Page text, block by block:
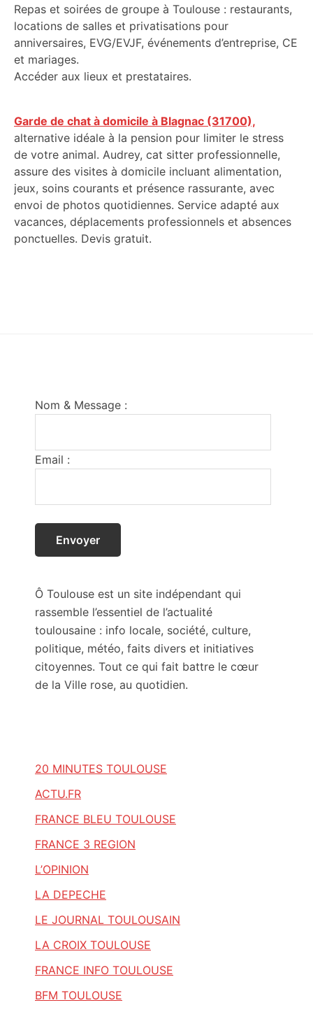
Repas et soirées de groupe à Toulouse : restaurants,
locations de salles et privatisations pour
anniversaires, EVG/EVJF, événements d’entreprise, CE
et mariages.
Accéder aux lieux et prestataires.
Garde de chat à domicile à Blagnac (31700),
alternative idéale à la pension pour limiter le stress
de votre animal. Audrey, cat sitter professionnelle,
assure des visites à domicile incluant alimentation,
jeux, soins courants et présence rassurante, avec
envoi de photos quotidiennes. Service adapté aux
vacances, déplacements professionnels et absences
ponctuelles. Devis gratuit.
Nom & Message :
Email :
Ô Toulouse est un site indépendant qui
rassemble l’essentiel de l’actualité
toulousaine : info locale, société, culture,
politique, météo, faits divers et initiatives
citoyennes. Tout ce qui fait battre le cœur
de la Ville rose, au quotidien.
20 MINUTES TOULOUSE
ACTU.FR
FRANCE BLEU TOULOUSE
FRANCE 3 REGION
L’OPINION
LA DEPECHE
LE JOURNAL TOULOUSAIN
LA CROIX TOULOUSE
FRANCE INFO TOULOUSE
BFM TOULOUSE